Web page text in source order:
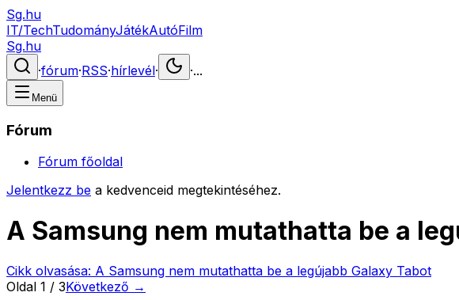
Sg.hu
IT/TechTudományJátékAutóFilm
Sg.hu
·fórum·RSS·hírlevél· ·...
Menü
Fórum
Fórum főoldal
Jelentkezz be a kedvenceid megtekintéséhez.
A Samsung nem mutathatta be a
Cikk olvasása: A Samsung nem mutathatta be a legújabb Galaxy Tabot
Oldal 1 / 3Következő →